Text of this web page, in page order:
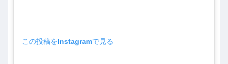
この投稿をInstagramで見る